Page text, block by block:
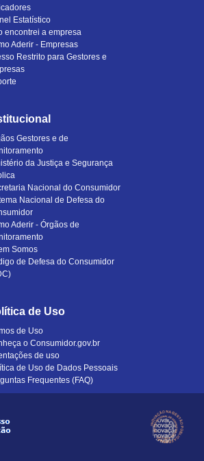
Estatístico
encontrei a empresa
Aderir - Empresas
Restrito para Gestores e
Gestores e de
da Justiça e Segurança
Nacional do Consumidor
Nacional de Defesa do
Aderir - Órgãos de
Somos
de Defesa do Consumidor
de Uso
de Uso
o Consumidor.gov.br
de uso
de Uso de Dados Pessoais
Frequentes (FAQ)